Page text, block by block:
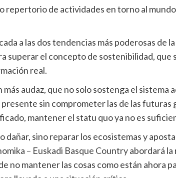
repertorio de actividades en torno al
a las dos tendencias más poderosas de
superar el concepto de sostenibilidad, que
real.
audaz, que no solo sostenga el sistema
sin comprometer las de las futuras
mantener el statu quo ya no es
dañar, sino reparar los ecosistemas y
– Euskadi Basque Countryabordará
no mantener las cosas como están ahora